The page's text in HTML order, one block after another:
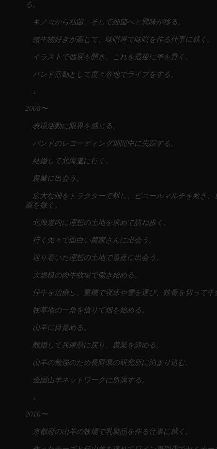
る。
キノコから粘菌、そして細菌へと興味が移る。
微生物好きが高じて、味噌屋で味噌を作る仕事に就く。
イラストで個展を開き、これを最後に筆を置く。
バンド活動として度々各地でライブをする。
↓
2008〜
表現活動に限界を感じる。
バンドのレコーディング期間中に失踪する。
結婚して北海道に行く。
農業に出会う。
広大な畑をトラクターで耕し、ビニールマルチを敷き、
薬を撒く。
北海道内に理想の土地を求めて訪ね歩く。
行く先々で面白い農家さんに出会う。
辿り着いた理想の土地で畜産に出会う。
大規模の肉牛牧場で働き始める。
仔牛を治療し、重機で寝床や雪を運び、鉄骨を切って牛
牧草地の一角を借りて畑を始める。
山羊に目覚める。
離婚して兵庫県に戻り、農業を諦める。
山羊の勉強のため長野県の研究所に泊まり込む。
全国山羊ネットワークに所属する。
↓
2010〜
京都府の山羊の牧場で乳製品を作る仕事に就く。